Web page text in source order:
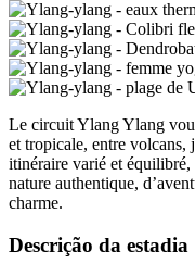
Le circuit Ylang Ylang
et tropicale, entre volcans,
itinéraire varié et équilibré,
nature authentique,
charme.
Descrição da estadia